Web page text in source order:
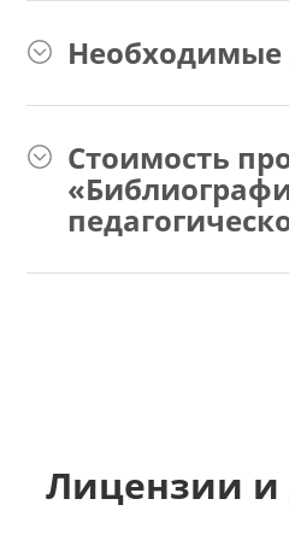
Стоимость
Лицензии и